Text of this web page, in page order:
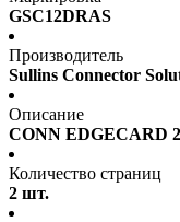
GSC12DRAS
Производитель
Sullins Connector
Описание
CONN EDGECARD
Количество страниц
2 шт.